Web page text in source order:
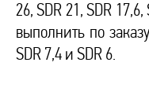
26, SDR 21, SDR
выполнить по
SDR 7,4 и SDR 6.